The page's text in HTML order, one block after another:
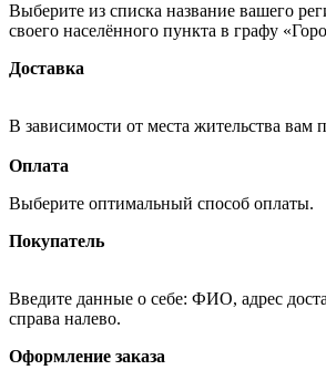
Выберите из списка название вашего
своего населённого пункта в графу
Доставка
В зависимости от места жительства
Оплата
Выберите оптимальный способ оплаты.
Покупатель
Введите данные о себе: ФИО, адрес
справа налево.
Оформление заказа